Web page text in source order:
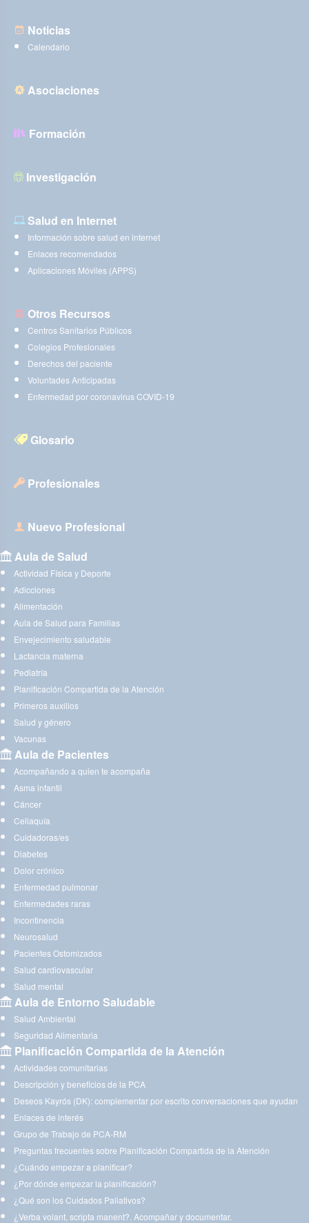
Noticias
Calendario
Asociaciones
Formación
Investigación
Salud en Internet
Información sobre salud en internet
Enlaces recomendados
Aplicaciones Móviles (APPS)
Otros Recursos
Centros Sanitarios Públicos
Colegios Profesionales
Derechos del paciente
Voluntades Anticipadas
Enfermedad por coronavirus COVID-19
Glosario
Profesionales
Nuevo Profesional
Aula de Salud
Actividad Física y Deporte
Adicciones
Alimentación
Aula de Salud para Familias
Envejecimiento saludable
Lactancia materna
Pediatría
Planificación Compartida de la Atención
Primeros auxilios
Salud y género
Vacunas
Aula de Pacientes
Acompañando a quien te acompaña
Asma infantil
Cáncer
Celiaquía
Cuidadoras/es
Diabetes
Dolor crónico
Enfermedad pulmonar
Enfermedades raras
Incontinencia
Neurosalud
Pacientes Ostomizados
Salud cardiovascular
Salud mental
Aula de Entorno Saludable
Salud Ambiental
Seguridad Alimentaria
Planificación Compartida de la Atención
Actividades comunitarias
Descripción y beneficios de la PCA
Deseos Kayrós (DK): complementar por escrito conversaciones que ayudan
Enlaces de interés
Grupo de Trabajo de PCA-RM
Preguntas frecuentes sobre Planificación Compartida de la Atención
¿Cuándo empezar a planificar?
¿Por dónde empezar la planificación?
¿Qué son los Cuidados Paliativos?
¿Verba volant, scripta manent?. Acompañar y documentar.